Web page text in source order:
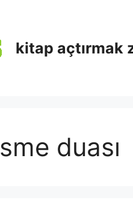
kitap açtırmak
duası